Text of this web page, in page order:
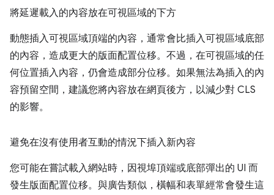
將延遲載入的內容放在可視區域的下方
動態插入可視區域頂端的內容，通常會比插入可視區域底部
的內容，造成更大的版面配置位移。不過，在可視區域的任
何位置插入內容，仍會造成部分位移。如果無法為插入的內
容預留空間，建議您將內容放在網頁後方，以減少對 CLS
的影響。
避免在沒有使用者互動的情況下插入新內容
您可能在嘗試載入網站時，因視埠頂端或底部彈出的 UI 而
發生版面配置位移。與廣告類似，橫幅和表單經常會發生這